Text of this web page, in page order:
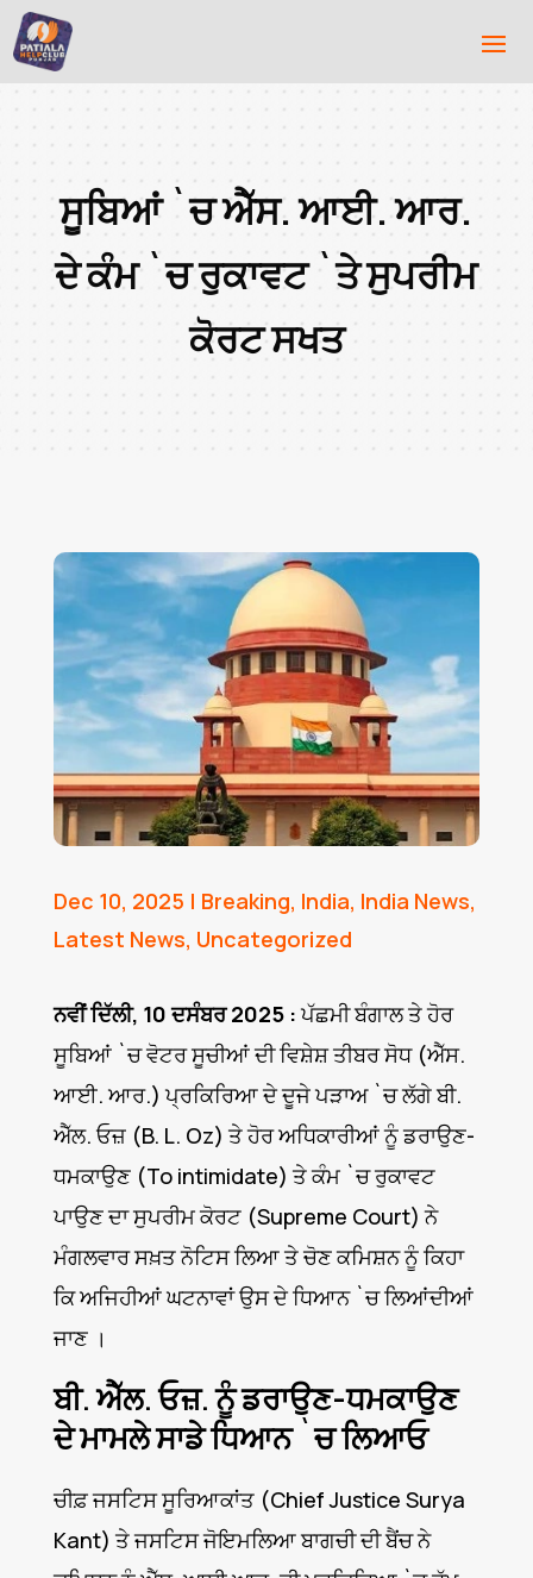
ਸੂਬਿਆਂ `ਚ ਐੱਸ. ਆਈ. ਆਰ.
ਦੇ ਕੰਮ `ਚ ਰੁਕਾਵਟ `ਤੇ ਸੁਪਰੀਮ
ਕੋਰਟ ਸਖਤ
Dec 10, 2025 | Breaking, India, India News,
Latest News, Uncategorized
ਨਵੀਂ ਦਿੱਲੀ, 10 ਦਸੰਬਰ 2025 :ਪੱਛਮੀ ਬੰਗਾਲ ਤੇ ਹੋਰ
ਸੂਬਿਆਂ `ਚ ਵੋਟਰ ਸੂਚੀਆਂ ਦੀ ਵਿਸ਼ੇਸ਼ ਤੀਬਰ ਸੋਧ (ਐੱਸ.
ਆਈ. ਆਰ.) ਪ੍ਰਕਿਰਿਆ ਦੇ ਦੂਜੇ ਪੜਾਅ `ਚ ਲੱਗੇ ਬੀ.
ਐੱਲ. ਓਜ਼ (B. L. Oz) ਤੇ ਹੋਰ ਅਧਿਕਾਰੀਆਂ ਨੂੰ ਡਰਾਉਣ-
ਧਮਕਾਉਣ (To intimidate) ਤੇ ਕੰਮ `ਚ ਰੁਕਾਵਟ
ਪਾਉਣ ਦਾ ਸੁਪਰੀਮ ਕੋਰਟ (Supreme Court) ਨੇ
ਮੰਗਲਵਾਰ ਸਖ਼ਤ ਨੋਟਿਸ ਲਿਆ ਤੇ ਚੋਣ ਕਮਿਸ਼ਨ ਨੂੰ ਕਿਹਾ
ਕਿ ਅਜਿਹੀਆਂ ਘਟਨਾਵਾਂ ਉਸ ਦੇ ਧਿਆਨ `ਚ ਲਿਆਂਦੀਆਂ
ਜਾਣ ।
ਬੀ. ਐੱਲ. ਓਜ਼. ਨੂੰ ਡਰਾਉਣ-ਧਮਕਾਉਣ
ਦੇ ਮਾਮਲੇ ਸਾਡੇ ਧਿਆਨ `ਚ ਲਿਆਓ
ਚੀਫ਼ ਜਸਟਿਸ ਸੂਰਿਆਕਾਂਤ (Chief Justice Surya
Kant) ਤੇ ਜਸਟਿਸ ਜੋਇਮਲਿਆ ਬਾਗਚੀ ਦੀ ਬੈਂਚ ਨੇ